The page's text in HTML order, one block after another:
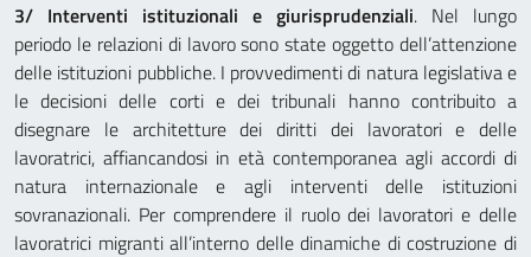
3/ Interventi istituzionali e giurisprudenziali. Nel lungo
periodo le relazioni di lavoro sono state oggetto dell’attenzione
delle istituzioni pubbliche. I provvedimenti di natura legislativa e
le decisioni delle corti e dei tribunali hanno contribuito a
disegnare le architetture dei diritti dei lavoratori e delle
lavoratrici, affiancandosi in età contemporanea agli accordi di
natura internazionale e agli interventi delle istituzioni
sovranazionali. Per comprendere il ruolo dei lavoratori e delle
lavoratrici migranti all’interno delle dinamiche di costruzione di